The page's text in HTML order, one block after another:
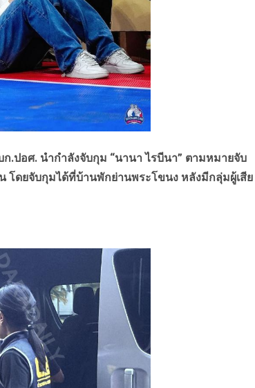
ก.ปอศ. นำกำลังจับกุม “นานา ไรบีนา” ตามหมายจับ
โดยจับกุมได้ที่บ้านพักย่านพระโขนง หลังมีกลุ่มผู้เสีย